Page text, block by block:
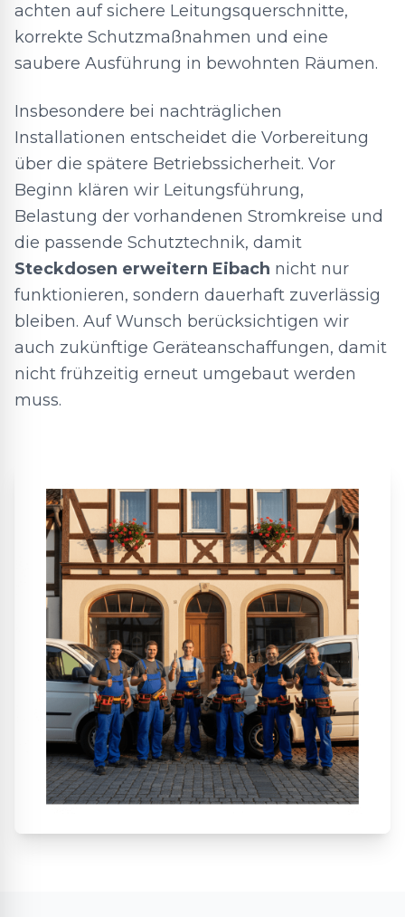
achten auf sichere Leitungsquerschnitte,
korrekte Schutzmaßnahmen und eine
saubere Ausführung in bewohnten Räumen.
Insbesondere bei nachträglichen
Installationen entscheidet die Vorbereitung
über die spätere Betriebssicherheit. Vor
Beginn klären wir Leitungsführung,
Belastung der vorhandenen Stromkreise und
die passende Schutztechnik, damit
Steckdosen erweitern Eibach nicht nur
funktionieren, sondern dauerhaft zuverlässig
bleiben. Auf Wunsch berücksichtigen wir
auch zukünftige Geräteanschaffungen, damit
nicht frühzeitig erneut umgebaut werden
muss.